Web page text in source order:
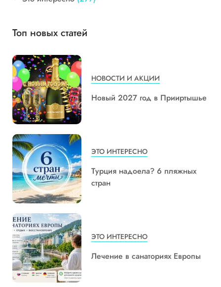
Топ новых статей
НОВОСТИ И АКЦИИ
Новый 2027 год в Прииртышье
ЭТО ИНТЕРЕСНО
Турция надоела? 6 пляжных
стран
ЭТО ИНТЕРЕСНО
Лечение в санаториях Европы